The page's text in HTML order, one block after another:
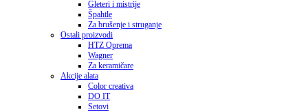
Gleteri i mistrije
Špahtle
Za brušenje i struganje
Ostali proizvodi
HTZ Oprema
Wagner
Za keramičare
Akcije alata
Color creativa
DO IT
Setovi